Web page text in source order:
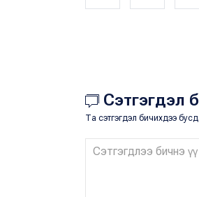
Сэтгэгдэл
Та сэтгэгдэл бичихдээ